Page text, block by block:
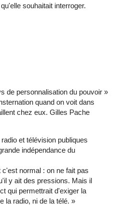
souhaitait interroger.
de personnalisation du pouvoir »
quand on voit dans
chez eux. Gilles Pache
et télévision publiques
indépendance du
normal : on ne fait pas
y ait des pressions. Mais il
qui permettrait d'exiger la
la radio, ni de la télé. »